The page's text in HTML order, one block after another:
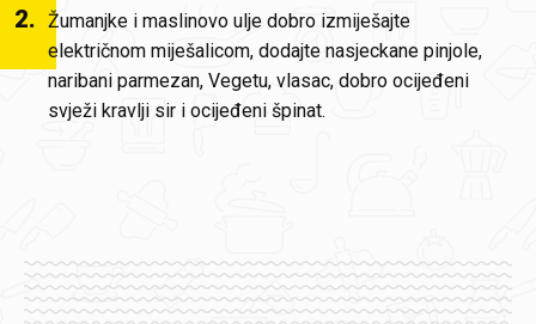
2. Žumanjke i maslinovo ulje dobro izmiješajte
električnom miješalicom, dodajte nasjeckane pinjole,
naribani parmezan, Vegetu, vlasac, dobro ocijeđeni
svježi kravlji sir i ocijeđeni špinat.